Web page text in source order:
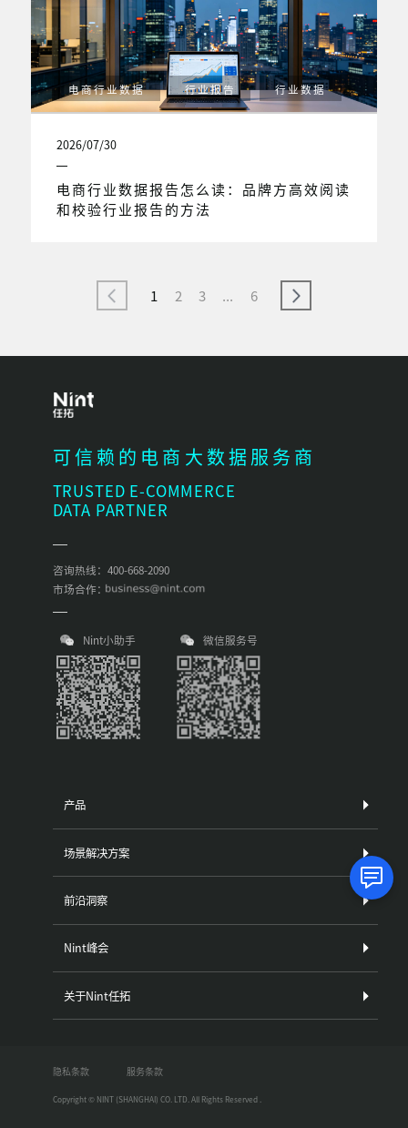
电商行业数据 行业报告 行业数据
2026/07/30
电商行业数据报告怎么读：品牌方高效阅读
和校验行业报告的方法
1 2 3 ... 6
可信赖的电商大数据服务商
TRUSTED E-COMMERCE
DATA PARTNER
咨询热线：400-668-2090
市场合作：
Nint小助手 微信服务号
产品
场景解决方案
前沿洞察
Nint峰会
关于Nint任拓
Copyright © NINT (SHANGHAI) CO. LTD. All Rights Reserved .
隐私条款 服务条款